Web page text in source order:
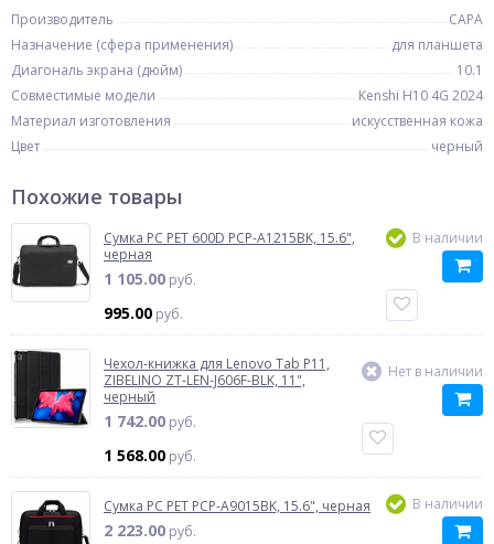
Производитель
CAPA
Назначение (сфера применения)
для планшета
Диагональ экрана (дюйм)
10.1
Совместимые модели
Kenshi H10 4G 2024
Материал изготовления
искусственная кожа
Цвет
черный
Похожие товары
Сумка PC PET 600D PCP-A1215BK, 15.6",
черная
1 105.00 руб.
995.00 руб.
В наличии
Чехол-книжка для Lenovo Tab P11,
ZIBELINO ZT-LEN-J606F-BLK, 11",
черный
1 742.00 руб.
1 568.00 руб.
Нет в наличии
Сумка PC PET PCP-A9015BK, 15.6", черная
2 223.00 руб.
В наличии